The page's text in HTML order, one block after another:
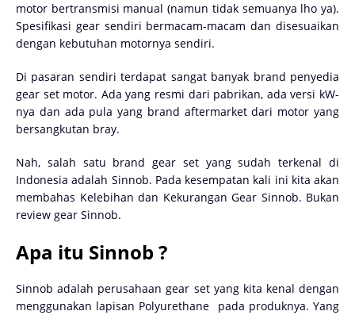
motor bertransmisi manual (namun tidak semuanya lho ya).
Spesifikasi gear sendiri bermacam-macam dan disesuaikan
dengan kebutuhan motornya sendiri.
Di pasaran sendiri terdapat sangat banyak brand penyedia
gear set motor. Ada yang resmi dari pabrikan, ada versi kW-
nya dan ada pula yang brand aftermarket dari motor yang
bersangkutan bray.
Nah, salah satu brand gear set yang sudah terkenal di
Indonesia adalah Sinnob. Pada kesempatan kali ini kita akan
membahas Kelebihan dan Kekurangan Gear Sinnob. Bukan
review gear Sinnob.
Apa itu Sinnob ?
Sinnob adalah perusahaan gear set yang kita kenal dengan
menggunakan lapisan Polyurethane pada produknya. Yang